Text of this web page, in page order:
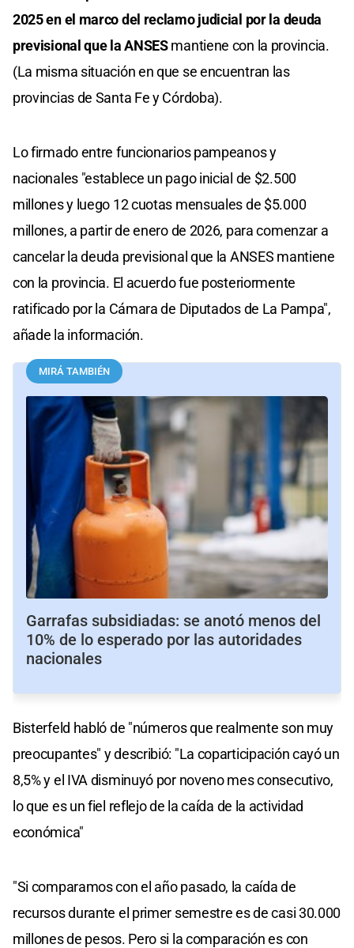
2025 en el marco del reclamo judicial por la deuda
previsional que la ANSESmantiene con la provincia.
(La misma situación en que se encuentran las
provincias de Santa Fe y Córdoba).
Lo firmado entre funcionarios pampeanos y
nacionales "establece un pago inicial de $2.500
millones y luego 12 cuotas mensuales de $5.000
millones, a partir de enero de 2026, para comenzar a
cancelar la deuda previsional que la ANSES mantiene
con la provincia. El acuerdo fue posteriormente
ratificado por la Cámara de Diputados de La Pampa",
añade la información.
MIRÁ TAMBIÉN
Garrafas subsidiadas: se anotó menos del
10% de lo esperado por las autoridades
nacionales
Bisterfeld habló de "números que realmente son muy
preocupantes" y describió: "La coparticipación cayó un
8,5% y el IVA disminuyó por noveno mes consecutivo,
lo que es un fiel reflejo de la caída de la actividad
económica"
"Si comparamos con el año pasado, la caída de
recursos durante el primer semestre es de casi 30.000
millones de pesos. Pero si la comparación es con